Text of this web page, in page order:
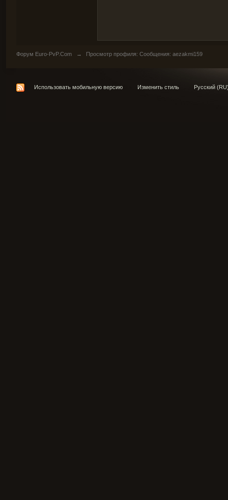
Форум Euro-PvP.Com → Просмотр профиля: Сообщения: aezakmi159
Использовать мобильную версию Изменить стиль Русский